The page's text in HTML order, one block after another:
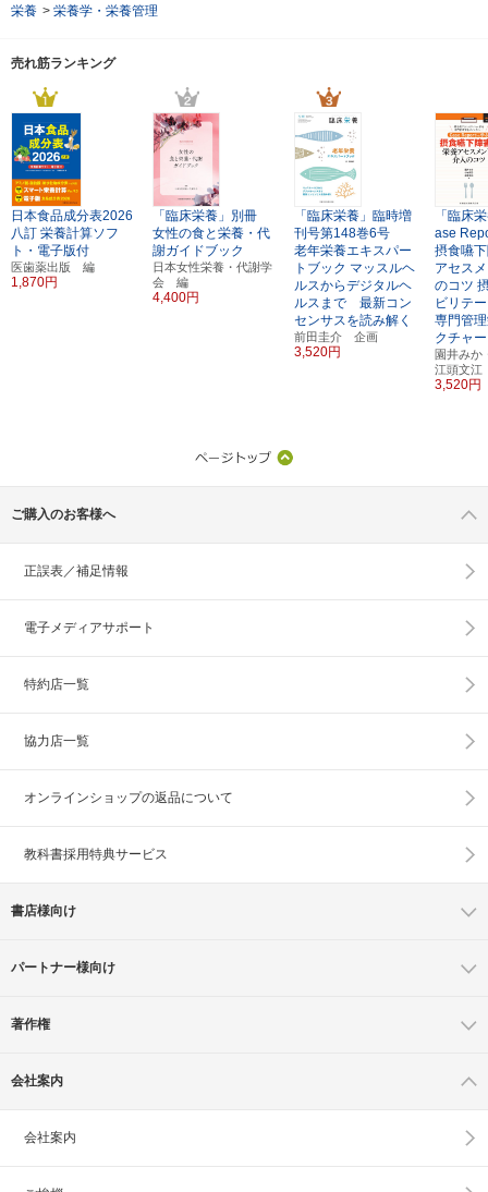
栄養 > 栄養学・栄養管理
売れ筋ランキング
日本食品成分表2026
八訂 栄養計算ソフ
ト・電子版付
医歯薬出版 編
1,870円
「臨床栄養」別冊
女性の食と栄養・代
謝ガイドブック
日本女性栄養・代謝学
会 編
4,400円
「臨床栄養」臨時増
刊号第148巻6号
老年栄養エキスパー
トブック マッスルヘ
ルスからデジタルヘ
ルスまで 最新コン
センサスを読み解く
前田圭介 企画
3,520円
「臨床
ase
摂食嚥
アセス
のコツ
ビリテ
専門管
クチャ
園井みか
江頭文
3,520円
ご購入のお客様へ
正誤表／補足情報
電子メディアサポート
特約店一覧
協力店一覧
オンラインショップの返品について
教科書採用特典サービス
書店様向け
パートナー様向け
著作権
会社案内
会社案内